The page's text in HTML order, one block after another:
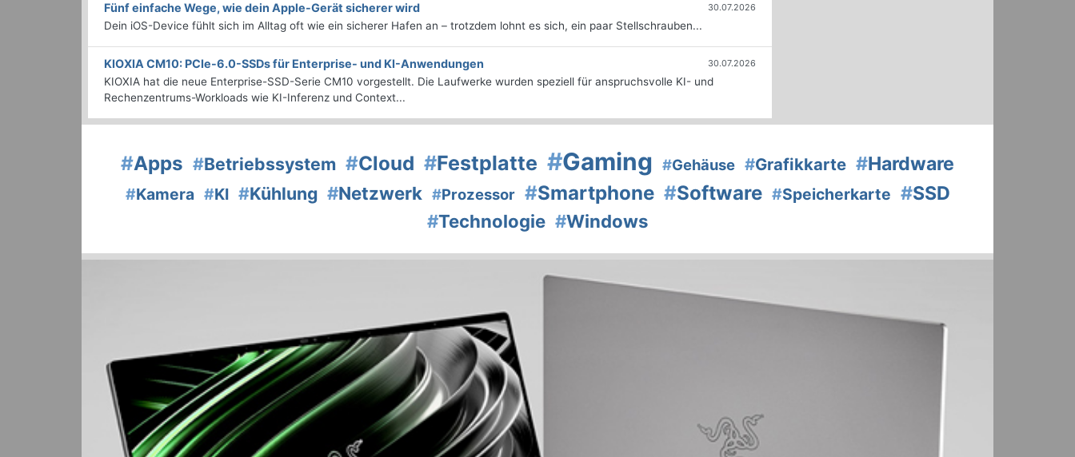
Fünf einfache Wege, wie dein Apple-Gerät sicherer wird 30.07.2026
Dein iOS-Device fühlt sich im Alltag oft wie ein sicherer Hafen an – trotzdem lohnt es sich, ein paar Stellschrauben...
KIOXIA CM10: PCIe-6.0-SSDs für Enterprise- und KI-Anwendungen 30.07.2026
KIOXIA hat die neue Enterprise-SSD-Serie CM10 vorgestellt. Die Laufwerke wurden speziell für anspruchsvolle KI- und
Rechenzentrums-Workloads wie KI-Inferenz und Context...
#Apps #Betriebssystem #Cloud #Festplatte #Gaming #Gehäuse #Grafikkarte #Hardware
#Kamera #KI #Kühlung #Netzwerk #Prozessor #Smartphone #Software #Speicherkarte #SSD
#Technologie #Windows